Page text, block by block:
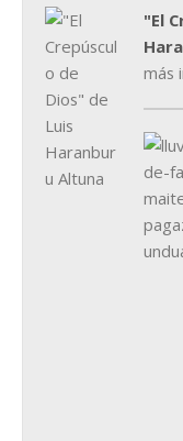
"El
más